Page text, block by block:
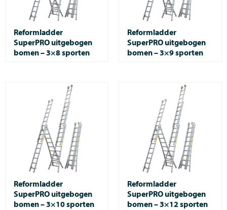
Reformladder
SuperPRO uitgebogen
bomen – 3×8 sporten
Reformladder
SuperPRO uitgebogen
bomen – 3×9 sporten
Reformladder
SuperPRO uitgebogen
bomen – 3×10 sporten
Reformladder
SuperPRO uitgebogen
bomen – 3×12 sporten